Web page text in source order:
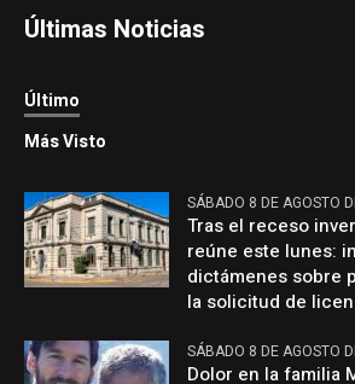
Últimas Noticias
Último
Más Visto
SÁBADO 8 DE AGOSTO
Tras el receso
reúne este lunes:
dictámenes sobre
la solicitud de
SÁBADO 8 DE AGOSTO
Dolor en la familia